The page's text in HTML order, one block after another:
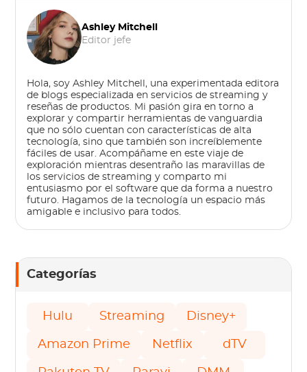
Ashley Mitchell
Editor jefe
Hola, soy Ashley Mitchell, una experimentada editora
de blogs especializada en servicios de streaming y
reseñas de productos. Mi pasión gira en torno a
explorar y compartir herramientas de vanguardia
que no sólo cuentan con características de alta
tecnología, sino que también son increíblemente
fáciles de usar. Acompáñame en este viaje de
exploración mientras desentraño las maravillas de
los servicios de streaming y comparto mi
entusiasmo por el software que da forma a nuestro
futuro. Hagamos de la tecnología un espacio más
amigable e inclusivo para todos.
Categorías
Hulu Streaming Disney+
Amazon Prime Netflix dTV